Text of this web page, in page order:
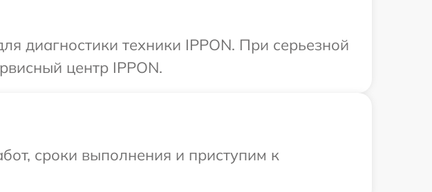
диагностики техники IPPON. При серьезной
центр IPPON.
сроки выполнения и приступим к